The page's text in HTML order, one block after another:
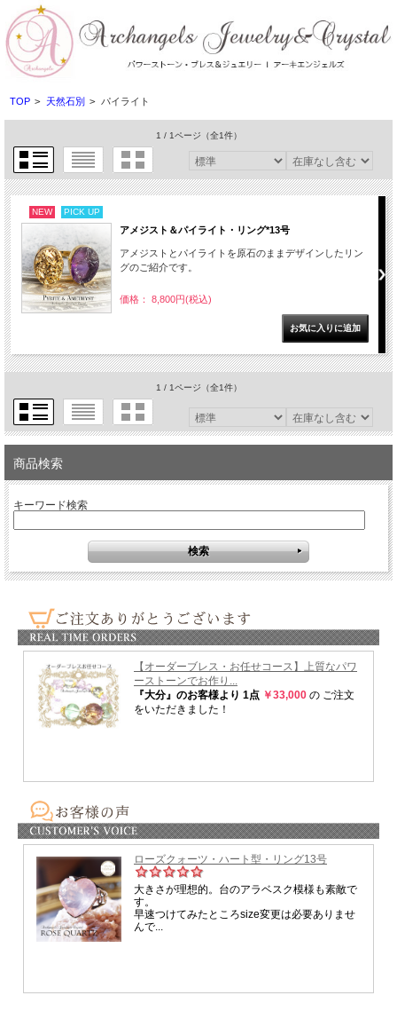
TOP > 天然石別 > パイライト
1 / 1ページ （全1件）
NEW PICK UP
アメジスト＆パイライト・リング*13号
アメジストとパイライトを原石のままデザインしたリン
グのご紹介です。
価格： 8,800円(税込)
1 / 1ページ （全1件）
商品検索
キーワード検索